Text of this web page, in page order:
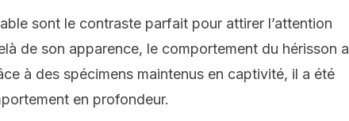
sont le contraste parfait pour attirer l’attention
de son apparence, le comportement du hérisson a
à des spécimens maintenus en captivité, il a été
en profondeur.